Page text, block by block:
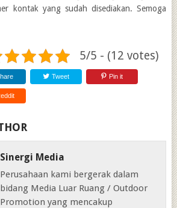
kontak yang sudah disediakan. Semoga
5/5 - (12 votes)
Tweet Pin it
Sinergi Media
Perusahaan kami bergerak dalam
bidang Media Luar Ruang / Outdoor
Promotion yang mencakup